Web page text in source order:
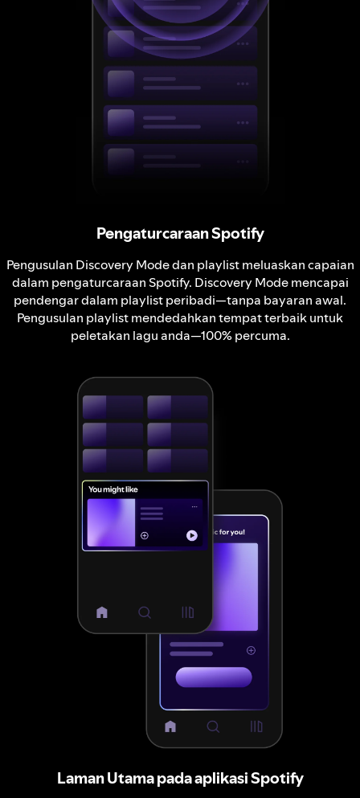
Pengaturcaraan Spotify
Pengusulan Discovery Mode dan playlist meluaskan capaian
dalam pengaturcaraan Spotify. Discovery Mode mencapai
pendengar dalam playlist peribadi—tanpa bayaran awal.
Pengusulan playlist mendedahkan tempat terbaik untuk
peletakan lagu anda—100% percuma.
Laman Utama pada aplikasi Spotify